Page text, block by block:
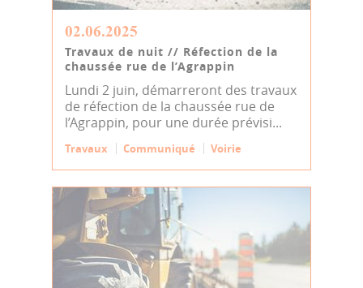
02.06.2025
Travaux de nuit // Réfection de la
chaussée rue de l’Agrappin
Lundi 2 juin, démarreront des travaux
de réfection de la chaussée rue de
l’Agrappin, pour une durée prévisi...
Travaux Communiqué Voirie